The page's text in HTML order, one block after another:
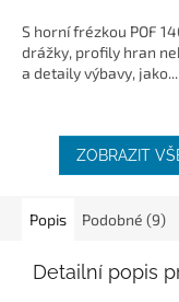
S horní frézkou POF
drážky, profily hran
a detaily výbavy, jako...
ZOBRAZIT
Popis Podobné (9)
Detailní popis